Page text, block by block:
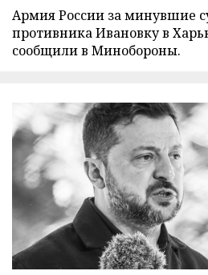
Армия России за минувшие
противника Ивановку в
сообщили в Минобороны.